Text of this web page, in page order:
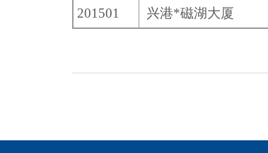
201501
兴港*磁湖大厦